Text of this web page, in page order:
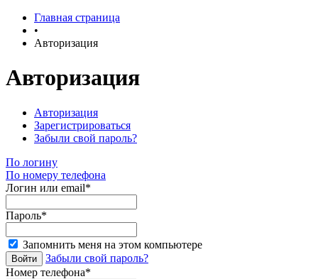
Главная страница
•
Авторизация
Авторизация
Авторизация
Зарегистрироваться
Забыли свой пароль?
По логину
По номеру телефона
Логин или email*
Пароль*
Запомнить меня на этом компьютере
Забыли свой пароль?
Номер телефона*